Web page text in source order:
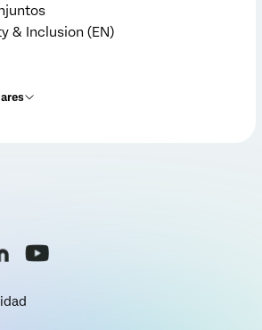
& Inclusion (EN)